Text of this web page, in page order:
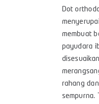
Dot
membuat
payudara
rahang
sempurna.